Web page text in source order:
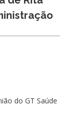
do GT Saúde